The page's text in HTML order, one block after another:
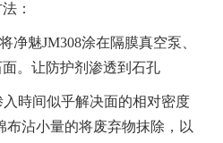
：
魅JM308涂在隔膜真空泵、
。让防护剂渗透到石孔
時间似乎解决面的相对密度
布沾小量的将废弃物抹除，以